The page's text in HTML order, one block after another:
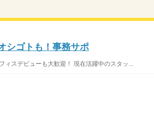
シゴトも！事務サポ
スデビューも大歓迎！ 現在活躍中のスタッ...